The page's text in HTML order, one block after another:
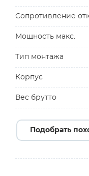
Сопротивление
Мощность макс.
Тип монтажа
Корпус
Вес брутто
Подобрать